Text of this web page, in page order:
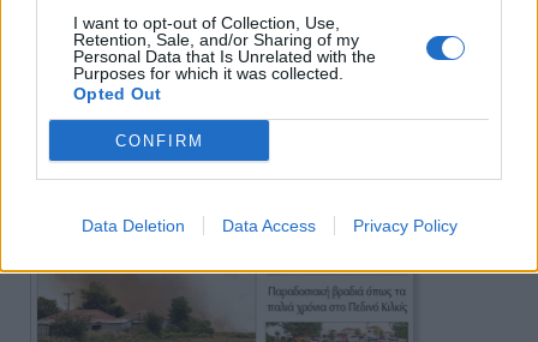
I want to opt-out of Collection, Use,
Retention, Sale, and/or Sharing of my
Personal Data that Is Unrelated with the
Purposes for which it was collected.
Opted Out
CONFIRM
Data Deletion Data Access Privacy Policy
Πρωινή